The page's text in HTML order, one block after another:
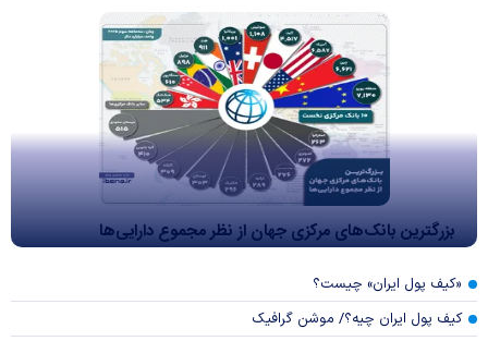
بزرگترین بانک‌های مرکزی جهان از نظر مجموع دارایی‌ها
«کیف پول ایران» چیست؟
کیف پول ایران چیه؟/ موشن گرافیک